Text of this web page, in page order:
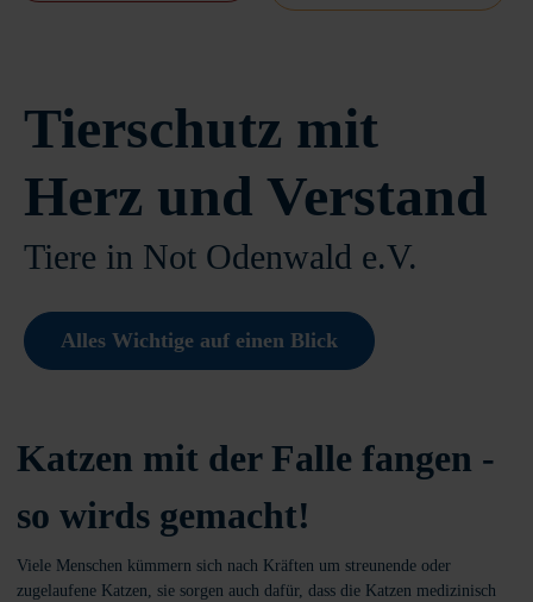
Tierschutz mit
Herz und Verstand
Tiere in Not Odenwald e.V.
Alles Wichtige auf einen Blick
Katzen mit der Falle fangen -
so wirds gemacht!
Viele Menschen kümmern sich nach Kräften um streunende oder
zugelaufene Katzen, sie sorgen auch dafür, dass die Katzen medizinisch